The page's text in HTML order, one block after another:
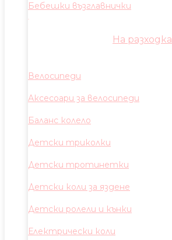
Бебешки възглавнички
На разходка
Велосипеди
Аксесоари за велосипеди
Баланс колело
Детски триколки
Детски тротинетки
Детски коли за яздене
Детски ролели и кънки
Електрически коли